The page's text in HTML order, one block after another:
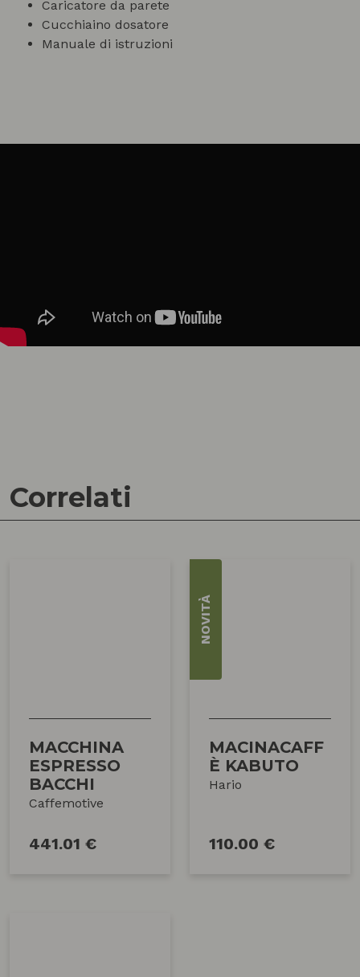
Caricatore da parete
Cucchiaino dosatore
Manuale di istruzioni
Correlati
MACCHINA
ESPRESSO
BACCHI
Caffemotive
441.01 €
NOVITÀ
MACINACAFF
È KABUTO
Hario
110.00 €